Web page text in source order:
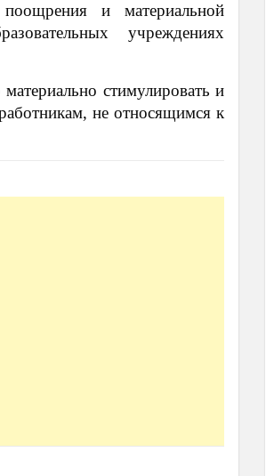
поощрения и материальной
учреждениях
стимулировать и
не относящимся к